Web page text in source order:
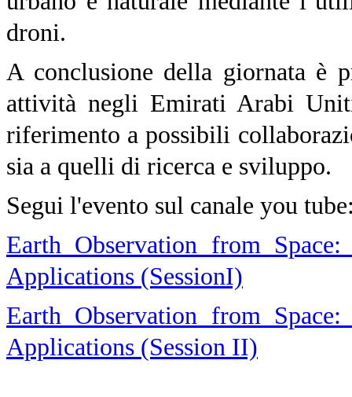
droni.
A conclusione della giornata è
attività negli Emirati Arabi
riferimento a possibili
sia a quelli di ricerca e sviluppo.
Segui l'evento sul canale you
Earth Observation from
Applications (SessionI)
Earth Observation from
Applications (Session II)